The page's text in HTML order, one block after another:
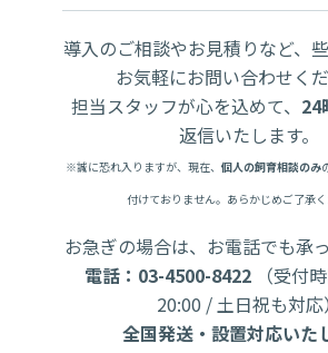
導入のご相談やお見積りなど、
お気軽にお問い合わせくだ
担当スタッフが心を込めて、 24
返信いたします。
※誠に恐れ入りますが、現在、 個人の飼育相談のみ
付けておりません。あらかじめご了承く
お急ぎの場合は、お電話でも承
電話：03-4500-8422（受付
20:00 / 土日祝も対応）
全国発送・設置対応いた